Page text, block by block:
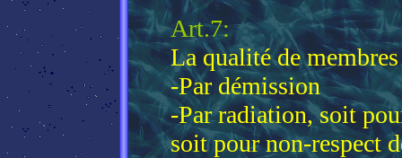
Art.7:
La qualité de
-Par démission
-Par radiation, soit
soit pour non-respect